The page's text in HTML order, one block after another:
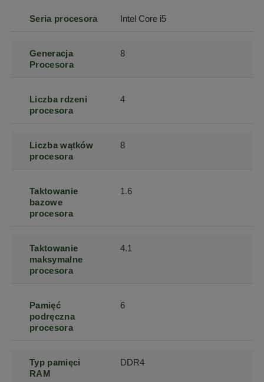
Seria procesora Intel Core i5
Generacja
Procesora
8
Liczba rdzeni
procesora
4
Liczba wątków
procesora
8
Taktowanie
bazowe
procesora
1.6
Taktowanie
maksymalne
procesora
4.1
Pamięć
podręczna
procesora
6
Typ pamięci
RAM
DDR4